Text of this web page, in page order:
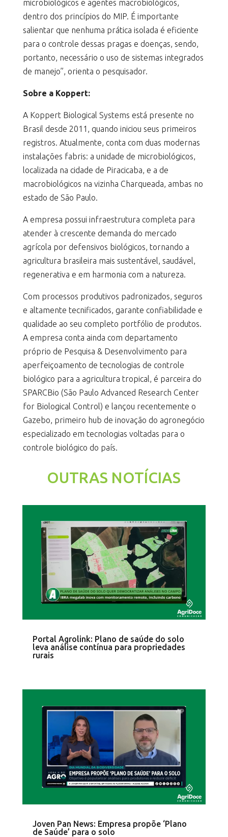
microbiológicos e agentes macrobiológicos,
dentro dos princípios do MIP. É importante
salientar que nenhuma prática isolada é eficiente
para o controle dessas pragas e doenças, sendo,
portanto, necessário o uso de sistemas integrados
de manejo”, orienta o pesquisador.
Sobre a Koppert:
A Koppert Biological Systems está presente no
Brasil desde 2011, quando iniciou seus primeiros
registros. Atualmente, conta com duas modernas
instalações fabris: a unidade de microbiológicos,
localizada na cidade de Piracicaba, e a de
macrobiológicos na vizinha Charqueada, ambas no
estado de São Paulo.
A empresa possui infraestrutura completa para
atender à crescente demanda do mercado
agrícola por defensivos biológicos, tornando a
agricultura brasileira mais sustentável, saudável,
regenerativa e em harmonia com a natureza.
Com processos produtivos padronizados, seguros
e altamente tecnificados, garante confiabilidade e
qualidade ao seu completo portfólio de produtos.
A empresa conta ainda com departamento
próprio de Pesquisa & Desenvolvimento para
aperfeiçoamento de tecnologias de controle
biológico para a agricultura tropical, é parceira do
SPARCBio (São Paulo Advanced Research Center
for Biological Control) e lançou recentemente o
Gazebo, primeiro hub de inovação do agronegócio
especializado em tecnologias voltadas para o
controle biológico do país.
OUTRAS NOTÍCIAS
Portal Agrolink: Plano de saúde do solo
leva análise contínua para propriedades
rurais
Joven Pan News: Empresa propõe ‘Plano
de Saúde’ para o solo